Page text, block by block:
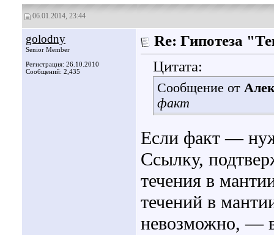
06.01.2014, 23:44
golodny
Senior Member
Регистрация: 26.10.2010
Сообщений: 2,435
Re: Гипотеза
Цитата:
Сообщение от
факт
Если факт —
Ссылку,
течения в
течений в
невозможно, —